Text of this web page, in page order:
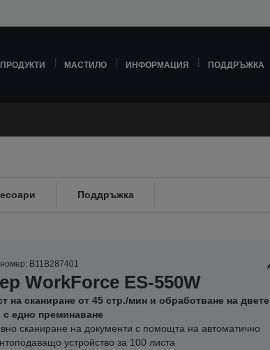
ПРОДУКТИ МАСТИЛО ИНФОРМАЦИЯ ПОДДРЪЖКА
Поддръжка
B11B287401
WorkForce ES-550W
на сканиране от 45 стр./мин и обработване на двете
с едно преминаване
сканиране на документи с помощта на автоматично
устройство за 100 листа